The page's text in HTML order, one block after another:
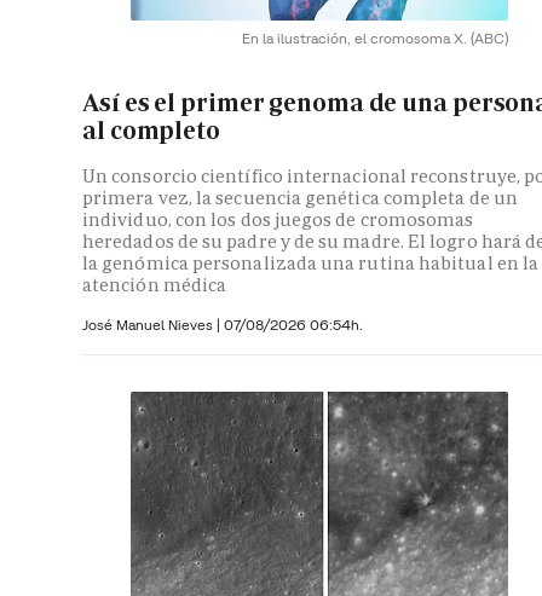
En la ilustración, el cromosoma X. (ABC)
Así es el primer genoma de una
al completo
Un consorcio científico internacional reconstruye,
primera vez, la secuencia genética completa de un
individuo, con los dos juegos de cromosomas
heredados de su padre y de su madre. El logro hará
la genómica personalizada una rutina habitual en la
atención médica
José Manuel Nieves | 07/08/2026 06:54h.